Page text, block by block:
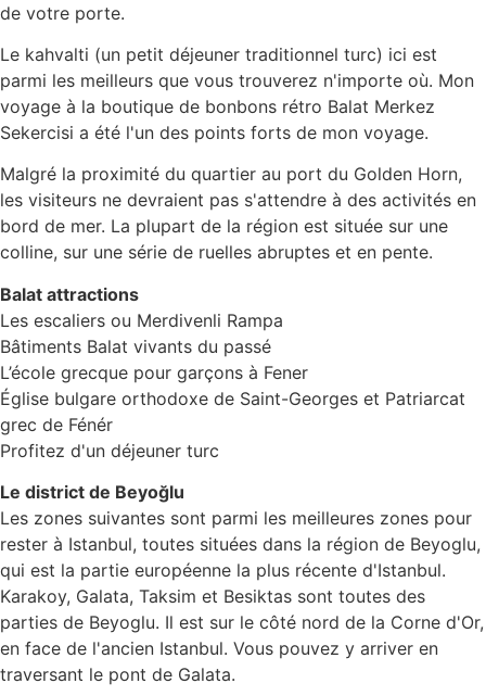
de votre porte.
Le kahvalti (un petit déjeuner traditionnel turc) ici est
parmi les meilleurs que vous trouverez n'importe où. Mon
voyage à la boutique de bonbons rétro Balat Merkez
Sekercisi a été l'un des points forts de mon voyage.
Malgré la proximité du quartier au port du Golden Horn,
les visiteurs ne devraient pas s'attendre à des activités en
bord de mer. La plupart de la région est située sur une
colline, sur une série de ruelles abruptes et en pente.
Balat attractions
Les escaliers ou Merdivenli Rampa
Bâtiments Balat vivants du passé
L’école grecque pour garçons à Fener
Église bulgare orthodoxe de Saint-Georges et Patriarcat
grec de Fénér
Profitez d'un déjeuner turc
Le district de Beyoğlu
Les zones suivantes sont parmi les meilleures zones pour
rester à Istanbul, toutes situées dans la région de Beyoglu,
qui est la partie européenne la plus récente d'Istanbul.
Karakoy, Galata, Taksim et Besiktas sont toutes des
parties de Beyoglu. Il est sur le côté nord de la Corne d'Or,
en face de l'ancien Istanbul. Vous pouvez y arriver en
traversant le pont de Galata.